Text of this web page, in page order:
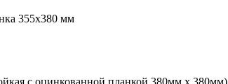
355х380 мм
с оцинкованной планкой 380мм х 380мм)